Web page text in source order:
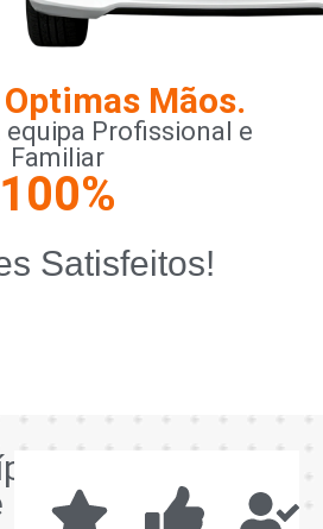
Mãos.
equipa Profissional e
Familiar
Satisfeitos!
100%